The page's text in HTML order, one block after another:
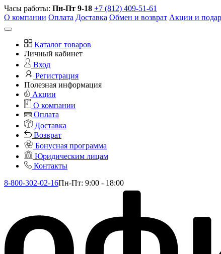
Часы работы: Пн-Пт 9-18 +7 (812) 409-51-61
О компании Оплата Доставка Обмен и возврат Акции и
Каталог товаров
Личный кабинет
Вход
Регистрация
Полезная информация
Акции
О компании
Оплата
Доставка
Возврат
Бонусная программа
Юридическим лицам
Контакты
8-800-302-02-16Пн-Пт: 9:00 - 18:00